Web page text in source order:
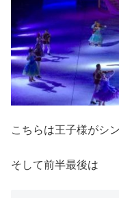
こちらは王子様がシ
そして前半最後は